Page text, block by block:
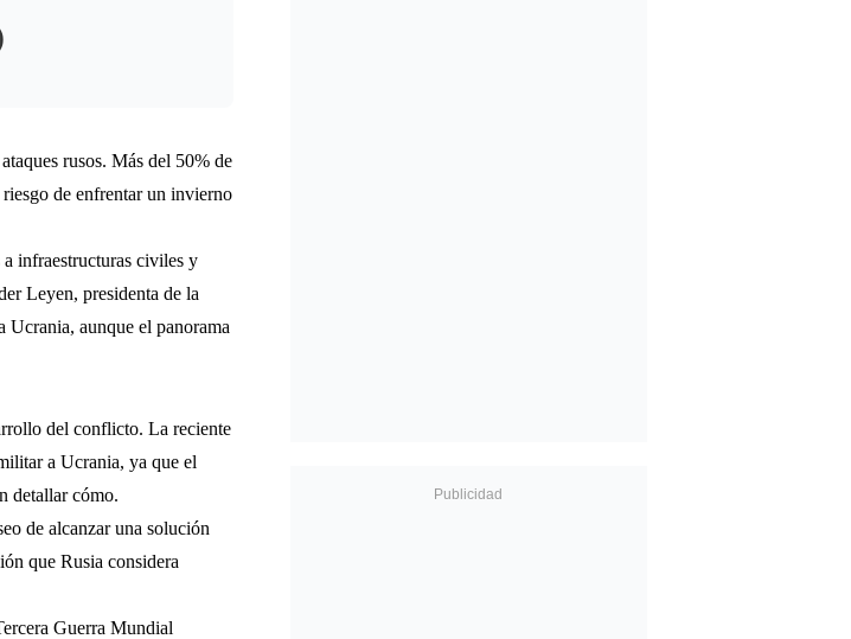
rusos. Más del 50% de
de enfrentar un invierno
infraestructuras civiles y
Leyen, presidenta de la
aunque el panorama
del conflicto. La reciente
a Ucrania, ya que el
detallar cómo.
de alcanzar una solución
que Rusia considera
Guerra Mundial